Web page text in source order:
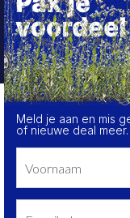
Schrijf je in
Meld je aan en mis
of nieuwe deal
Over de
We maken gebruik
prestaties en het
analyseren, om
en onze content &